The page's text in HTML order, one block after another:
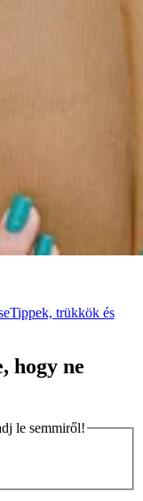
Tippek, trükkök és
hogy ne
le semmiről!